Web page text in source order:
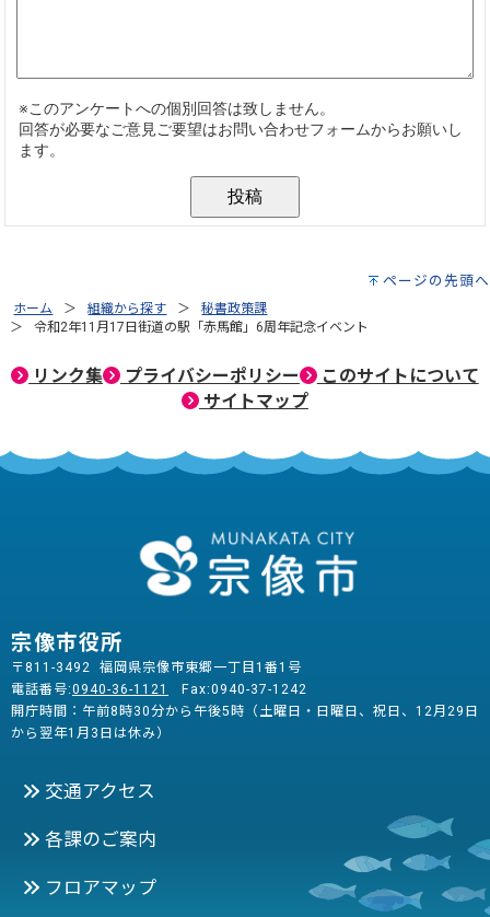
ページの先頭へ
ホーム 組織から探す
秘書政策課
令和2年11月17日街道の駅「赤馬館」6周年記念イベント
リンク集 プライバシーポリシー
このサイトについて
サイトマップ
宗像市役所
〒811-3492 福岡県宗像市東郷一丁目1番1号
電話番号:0940-36-1121
Fax:0940-37-1242
開庁時間：午前8時30分から午後5時（土曜日・日曜日、祝日、12月29日
から翌年1月3日は休み）
交通アクセス
各課のご案内
フロアマップ